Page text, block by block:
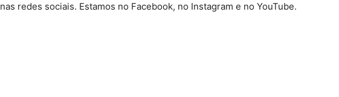
nas redes sociais. Estamos no Facebook, no Instagram e no YouTube.